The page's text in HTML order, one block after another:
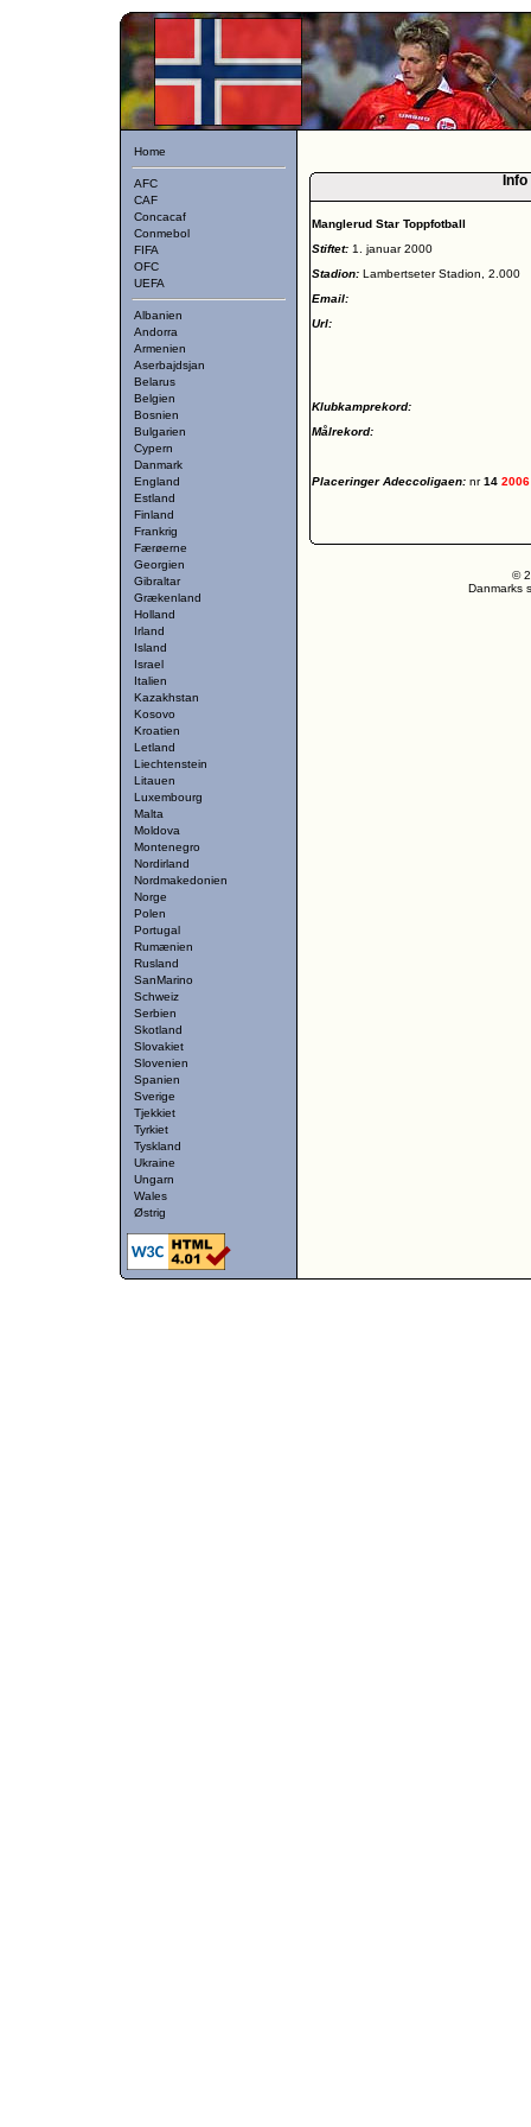
Home
AFC
CAF
Concacaf
Conmebol
FIFA
OFC
UEFA
Albanien
Andorra
Armenien
Aserbajdsjan
Belarus
Belgien
Bosnien
Bulgarien
Cypern
Danmark
England
Estland
Finland
Frankrig
Færøerne
Georgien
Gibraltar
Grækenland
Holland
Irland
Island
Israel
Italien
Kazakhstan
Kosovo
Kroatien
Letland
Liechtenstein
Litauen
Luxembourg
Malta
Moldova
Montenegro
Nordirland
Nordmakedonien
Norge
Polen
Portugal
Rumænien
Rusland
SanMarino
Schweiz
Serbien
Skotland
Slovakiet
Slovenien
Spanien
Sverige
Tjekkiet
Tyrkiet
Tyskland
Ukraine
Ungarn
Wales
Østrig
Manglerud Star Toppfotball
Stiftet: 1. januar 2000
Stadion: Lambertseter Stadion, 2.000
Email:
Url:
Klubkamprekord:
Målrekord:
Placeringer Adeccoligaen: nr14 2006
©
Danmarks